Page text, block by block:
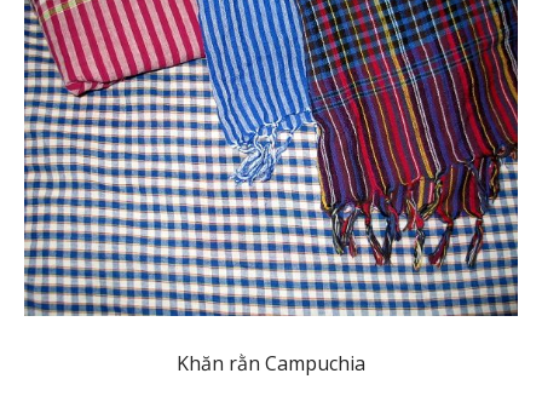
Khăn rằn Campuchia